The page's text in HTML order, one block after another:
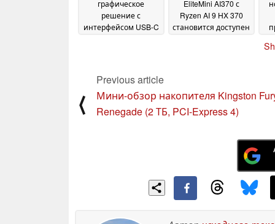
графическое
решение с
интерфейсом USB-C
EliteMini AI370 с
Ryzen AI 9 HX 370
становится доступен
⟨
Previous article
Мини-обзор накопителя Kingston
Renegade (2 ТБ, PCI-Express 4)